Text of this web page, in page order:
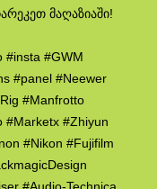
მაღაზიაში!
#insta #GWM
#panel #Neewer
#Manfrotto
#Marketx #Zhiyun
#Nikon #Fujifilm